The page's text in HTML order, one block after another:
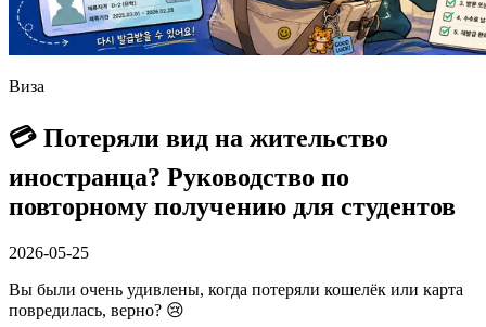
Виза
💳 Потеряли вид на жительство
иностранца? Руководство по
повторному получению для студентов
2026-05-25
Вы были очень удивлены, когда потеряли кошелёк или карта
повредилась, верно? 😢